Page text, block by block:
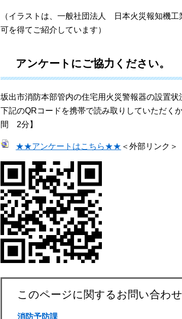
（イラストは、一般社団法人 日本火災報知機
可を得てご紹介しています）
アンケートにご協力ください。
坂出市消防本部管内の住宅用火災警報器の設置
下記のQRコードを携帯で読み取りしていただ
間 2分】
★★アンケートはこちら★★ ＜外部リンク＞
このページに関するお問い合わ
消防予防課